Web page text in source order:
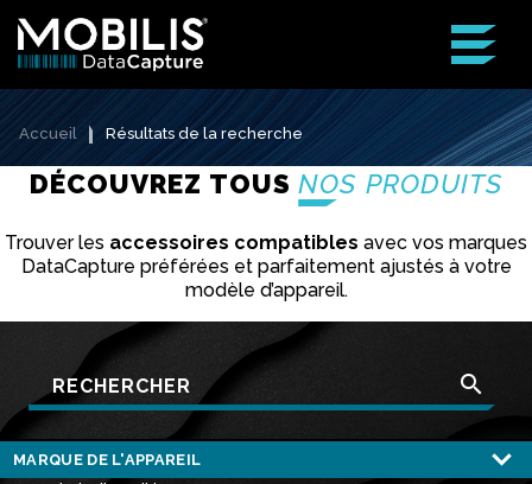
Accueil Résultats de la recherche
DÉCOUVREZ TOUSNOS PRODUITS
Trouver les accessoires compatibles avec vos marques
DataCapture préférées et parfaitement ajustés à votre
modèle d’appareil.
search